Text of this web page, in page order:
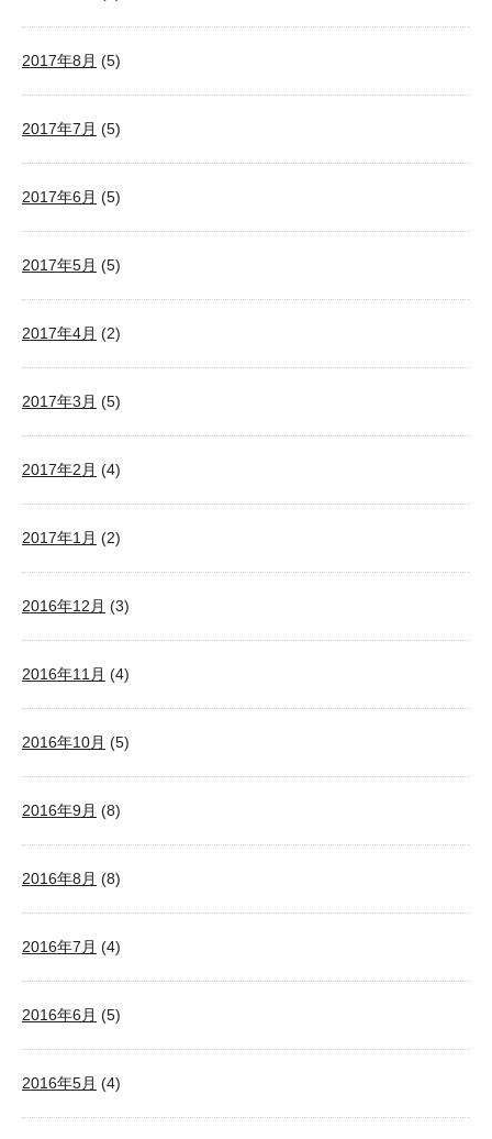
2017年8月 (5)
2017年7月 (5)
2017年6月 (5)
2017年5月 (5)
2017年4月 (2)
2017年3月 (5)
2017年2月 (4)
2017年1月 (2)
2016年12月 (3)
2016年11月 (4)
2016年10月 (5)
2016年9月 (8)
2016年8月 (8)
2016年7月 (4)
2016年6月 (5)
2016年5月 (4)